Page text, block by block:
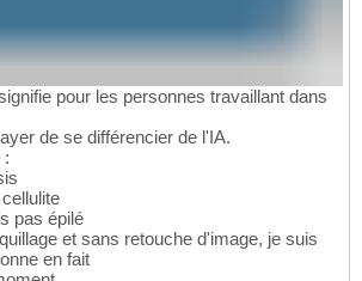
pour les personnes travaillant dans
de se différencier de l'IA.
:
pas épilé
et sans retouche d'image, je suis
en fait